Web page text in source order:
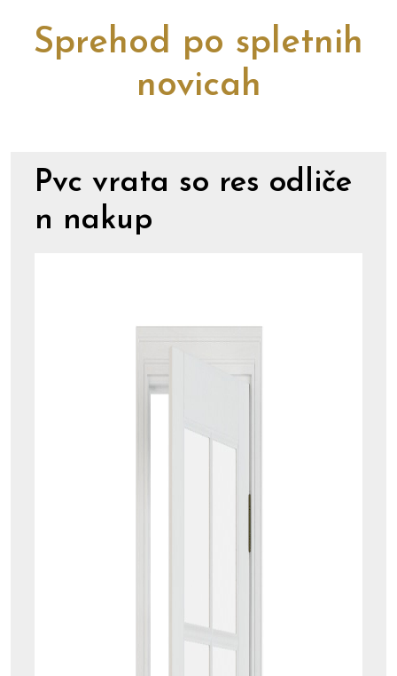
Sprehod po spletnih
novicah
Pvc vrata so res odliče
n nakup